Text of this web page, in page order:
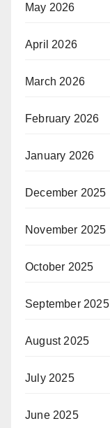
May 2026
April 2026
March 2026
February 2026
January 2026
December 2025
November 2025
October 2025
September 2025
August 2025
July 2025
June 2025